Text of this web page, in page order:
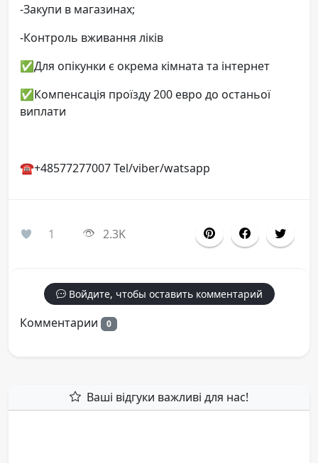
-Закупи в магазинах;
-Контроль вживання ліків
✅️Для опікунки є окрема кімната та інтернет
✅️Компенсація проїзду 200 евро до останьої
виплати
☎️+48577277007 Tel/viber/watsapp
1 2.3K
Войдите, чтобы оставить комментарий
Комментарии 0
Ваші відгуки важливі для нас!